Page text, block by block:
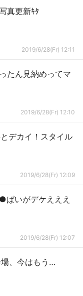
真更新ｷﾀ
2019/6/28(Fr) 12:11
たん見納めってマ
2019/6/28(Fr) 12:10
デカイ！スタイル
2019/6/28(Fr) 12:09
ぱいがデケえええ
2019/6/28(Fr) 12:07
場、今はもう…